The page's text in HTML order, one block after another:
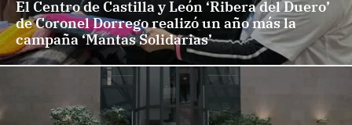
El Centro de Castilla y León ‘Ribera del Duero’
de Coronel Dorrego realizó un año más la
campaña ‘Mantas Solidarias’